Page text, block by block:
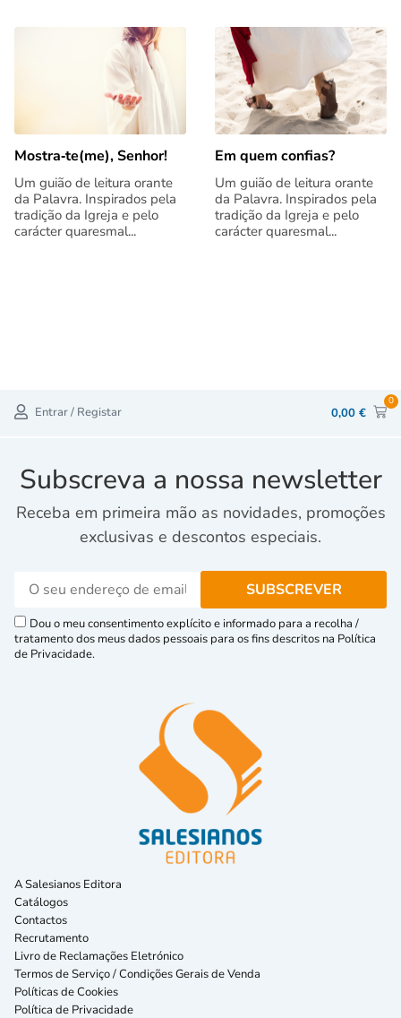
Mostra‑te(me), Senhor!
Um guião de leitura orante
da Palavra. Inspirados pela
tradição da Igreja e pelo
carácter quaresmal...
Em quem confias?
Um guião de leitura orante
da Palavra. Inspirados pela
tradição da Igreja e pelo
carácter quaresmal...
Entrar / Registar 0,00 €
0
Subscreva a nossa newsletter
Receba em primeira mão as novidades, promoções
exclusivas e descontos especiais.
Dou o meu consentimento explícito e informado para a recolha /
tratamento dos meus dados pessoais para os fins descritos na Política
de Privacidade.
A Salesianos Editora
Catálogos
Contactos
Recrutamento
Livro de Reclamações Eletrónico
Termos de Serviço / Condições Gerais de Venda
Políticas de Cookies
Política de Privacidade